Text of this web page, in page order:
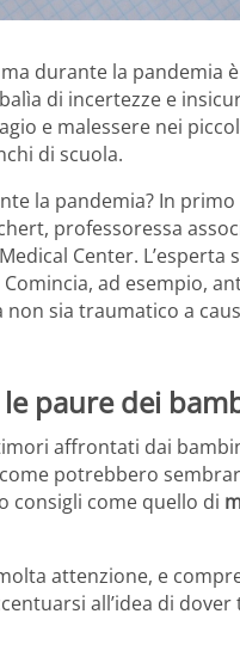
durante la pandemia
di incertezze e
e malessere nei
di scuola.
la pandemia? In
professoressa
Center. L’esperta
ad esempio,
sia traumatico a
paure dei
affrontati dai
potrebbero
consigli come quello di
attenzione, e
all’idea di